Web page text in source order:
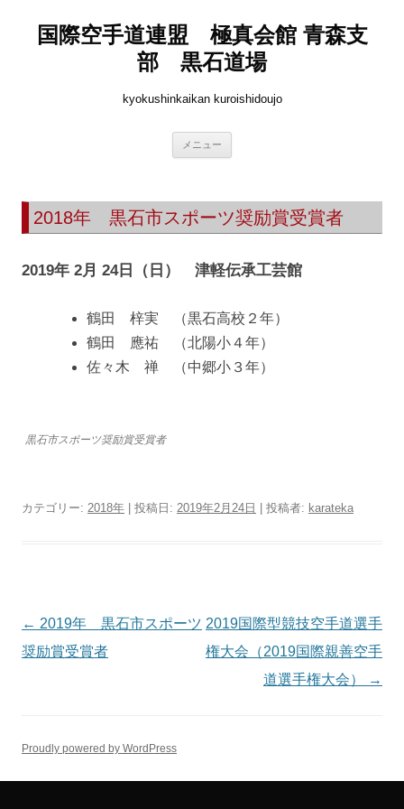
国際空手道連盟 極真会館 青森支
部 黒石道場
kyokushinkaikan kuroishidoujo
メニュー
へ
ス
キ
プ
2018年 黒石市スポーツ奨励賞受賞者
2019年 2月 24日（日） 津軽伝承工芸館
鶴田 梓実 （黒石高校２年）
鶴田 應祐 （北陽小４年）
佐々木 禅 （中郷小３年）
黒石市スポーツ奨励賞受賞者
カテゴリー: 2018年 | 投稿日: 2019年2月24日 投稿者: karateka
投
稿
← 2019年 黒石市スポーツ
奨励賞受賞者
2019国際型競技空手道選手
権大会（2019国際親善空手
道選手権大会）
→
Proudly powered by WordPress